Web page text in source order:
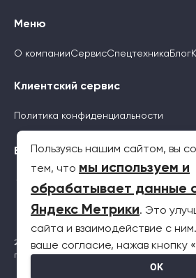
Меню
О компанииСервисСпецтехника Блог
Клиентский сервис
Политика конфиденциальности
Будьте с нами
2026 © Все права защищены. Информация
публичной офертой
Пользуясь нашим сайтом, вы
тем, что мы используем и
обрабатывает данные
Яндекс Метрики. Это
сайта и взаимодействие с
ваше согласие, нажав кнопку
OK